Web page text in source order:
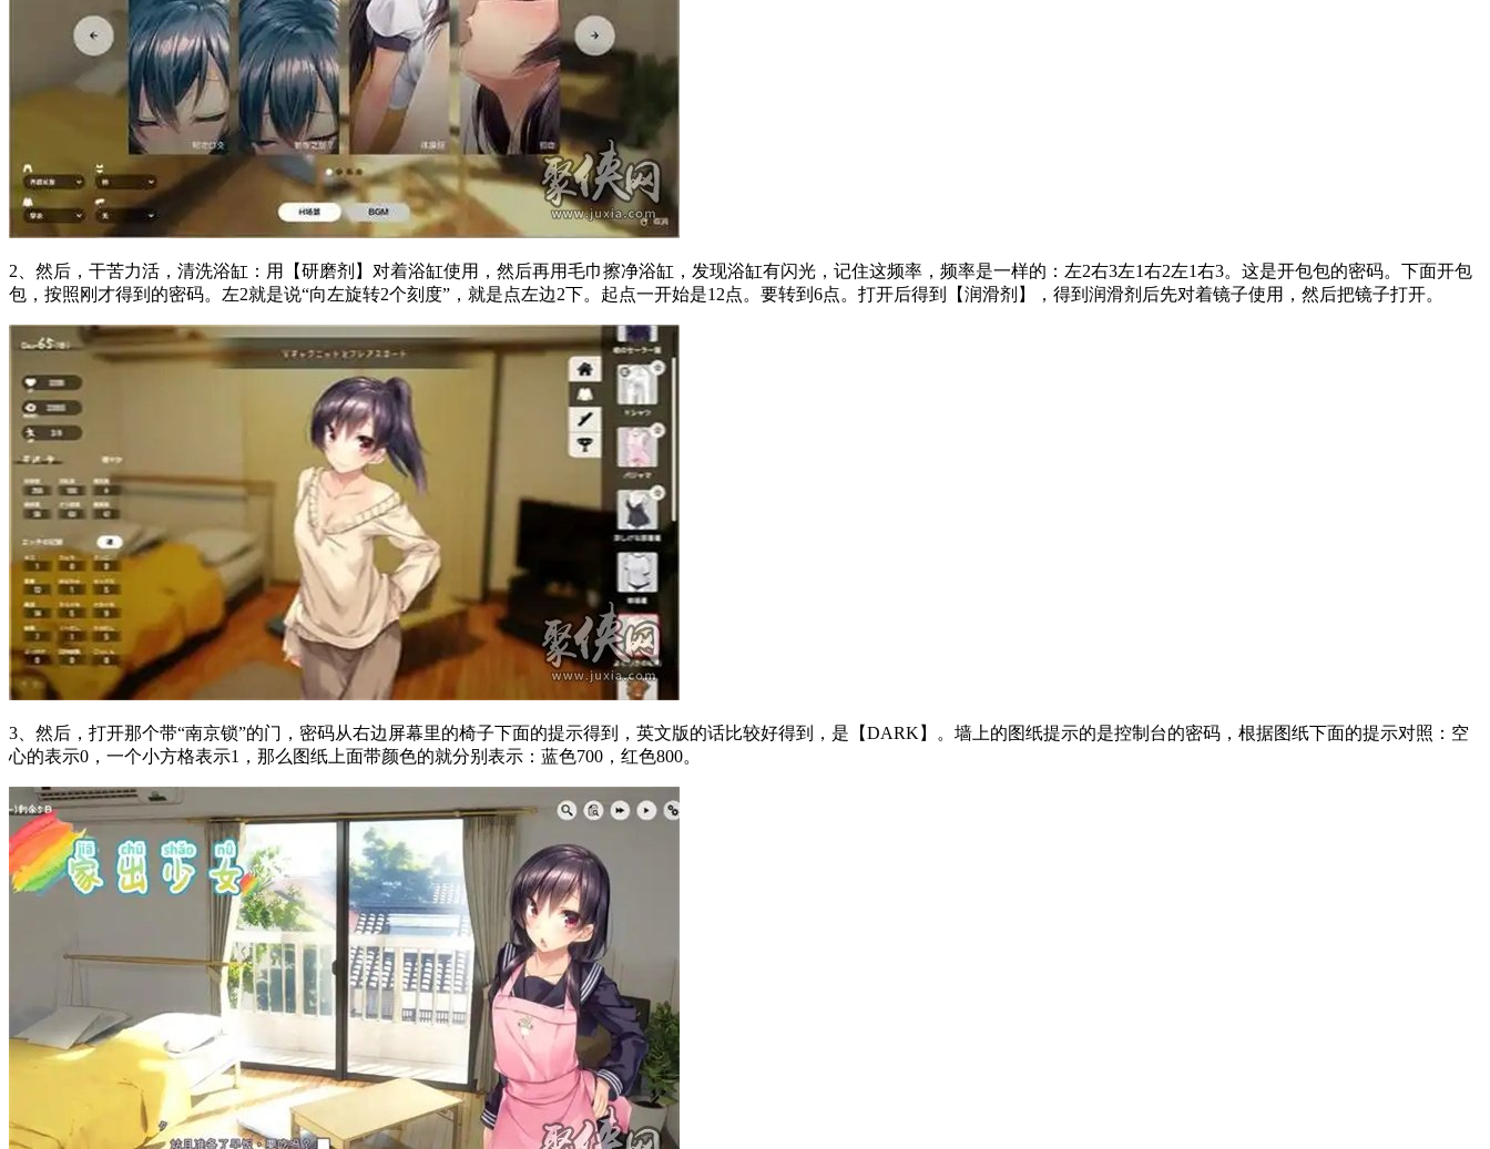
2、然后，干苦力活，清洗浴缸：用【研磨剂】对着浴缸使用，然后再用毛巾擦净浴缸，发现浴缸有闪光，记住这频率，频率是一样的：左2右3左1右2左1右3。这是开包包的密码。下面开包
包，按照刚才得到的密码。左2就是说“向左旋转2个刻度”，就是点左边2下。起点一开始是12点。要转到6点。打开后得到【润滑剂】，得到润滑剂后先对着镜子使用，然后把镜子打开。
3、然后，打开那个带“南京锁”的门，密码从右边屏幕里的椅子下面的提示得到，英文版的话比较好得到，是【DARK】。墙上的图纸提示的是控制台的密码，根据图纸下面的提示对照：空
心的表示0，一个小方格表示1，那么图纸上面带颜色的就分别表示：蓝色700，红色800。